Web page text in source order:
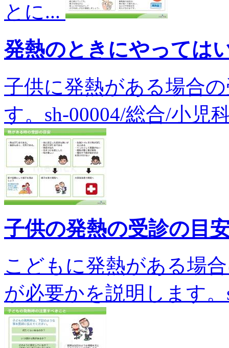
とに...
発熱のときにやっては
子供に発熱がある場合
す。sh-00004/総合/小児
子供の発熱の受診の目
こどもに発熱がある場
が必要かを説明します